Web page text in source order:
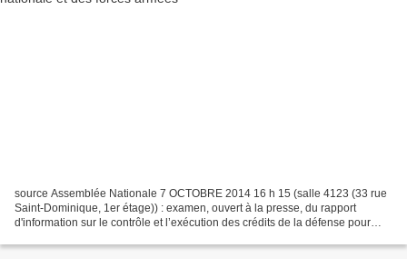
source Assemblée Nationale 7 OCTOBRE 2014 16 h 15 (salle 4123 (33 rue
Saint-Dominique, 1er étage)) : examen, ouvert à la presse, du rapport
d'information sur le contrôle et l’exécution des crédits de la défense pour